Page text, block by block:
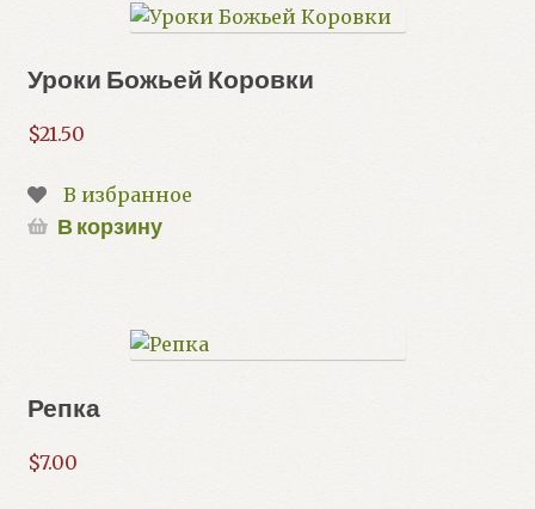
Уроки Божьей Коровки
$21.50
В избранное
В корзину
Репка
$7.00